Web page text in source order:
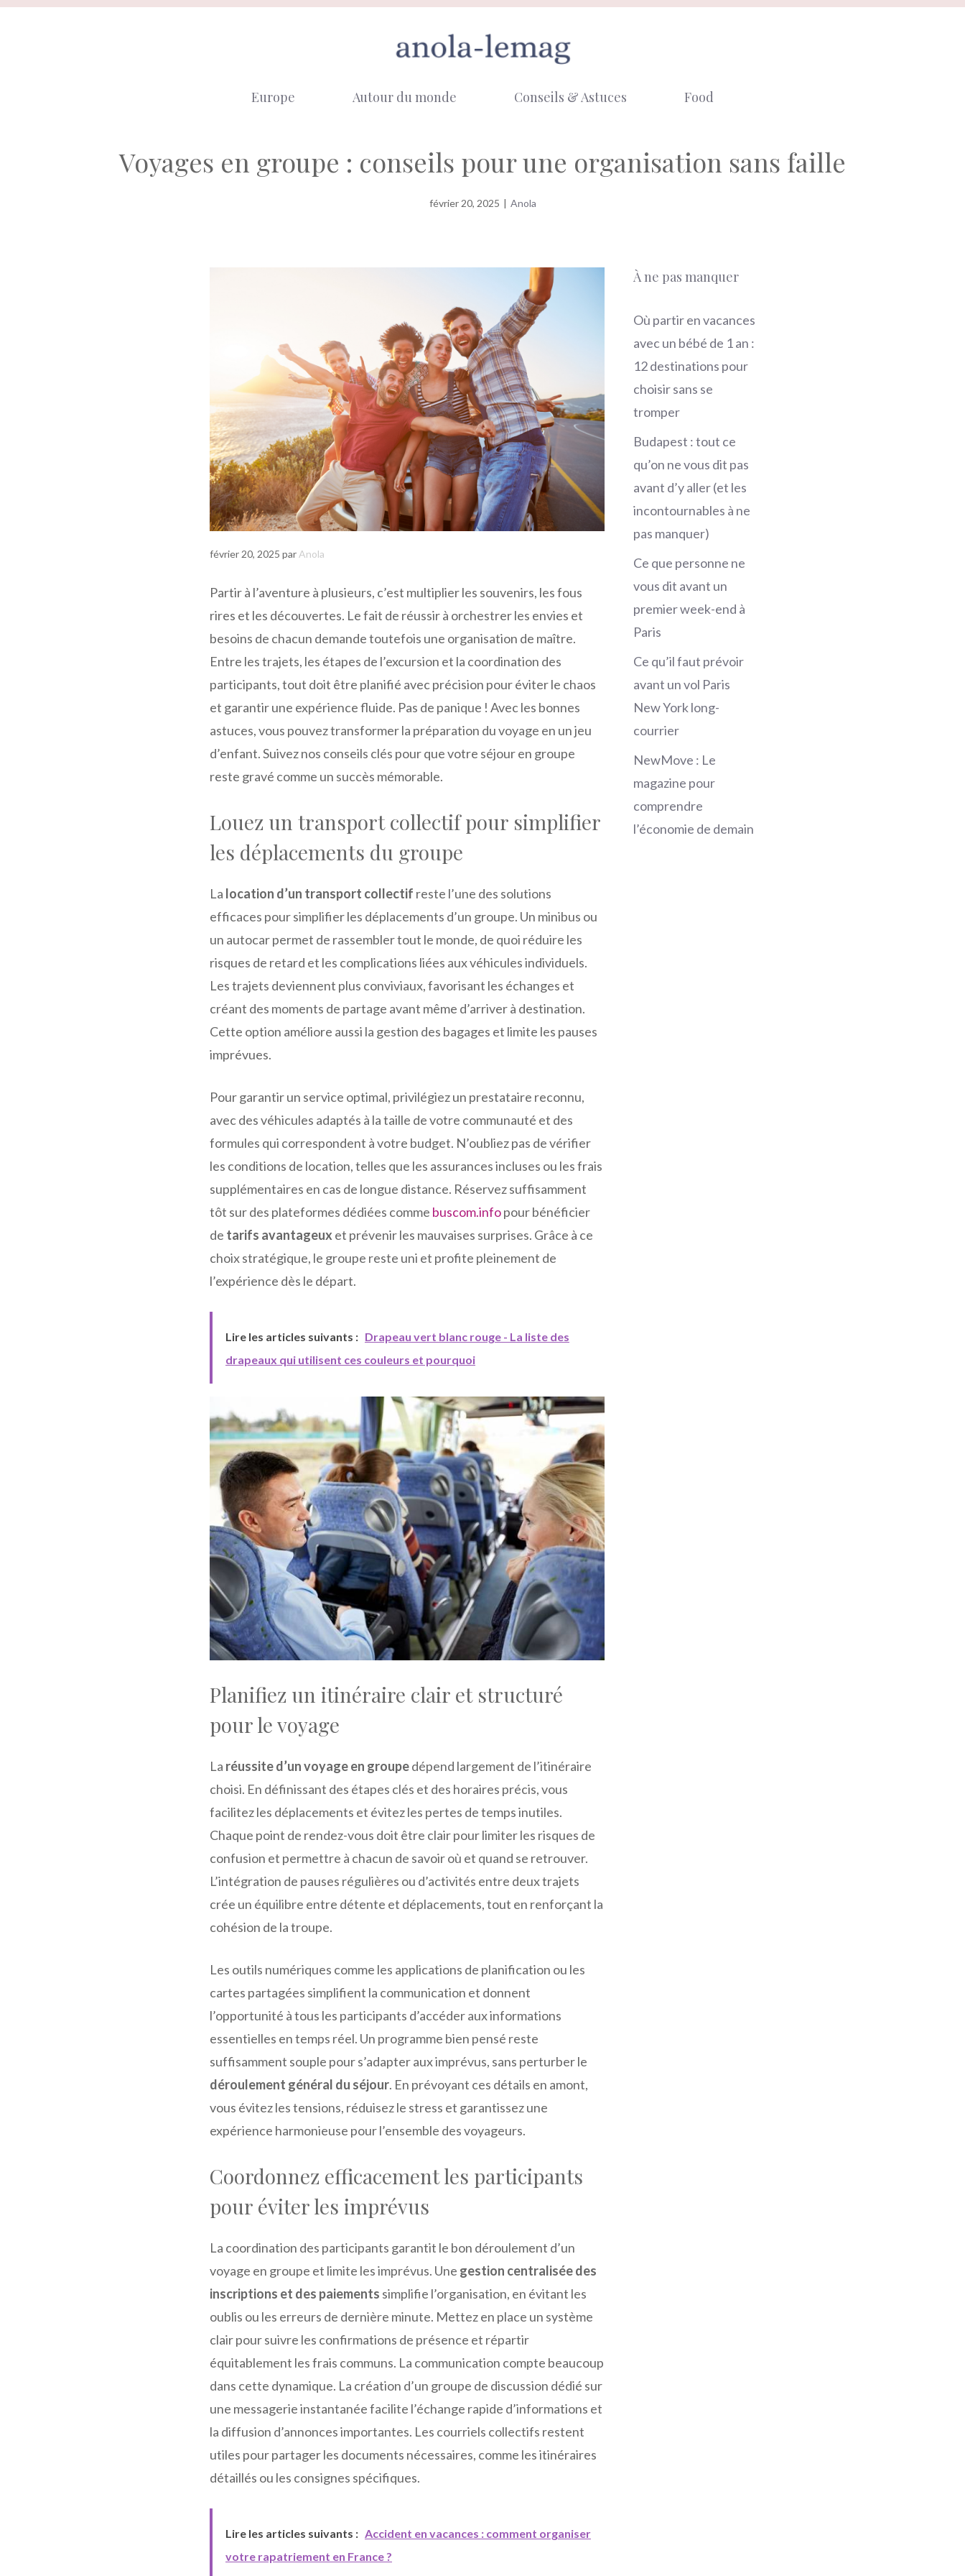
Aller
Europe Autour du monde Conseils & Astuces Food
Voyages en groupe : conseils pour une organisation sans faille
février 20, 2025 | Anola
février 20, 2025 par Anola
Partir à l’aventure à plusieurs, c’est multiplier les souvenirs, les fous
rires et les découvertes. Le fait de réussir à orchestrer les envies et
besoins de chacun demande toutefois une organisation de maître.
Entre les trajets, les étapes de l’excursion et la coordination des
participants, tout doit être planifié avec précision pour éviter le chaos
et garantir une expérience fluide. Pas de panique ! Avec les bonnes
astuces, vous pouvez transformer la préparation du voyage en un jeu
d’enfant. Suivez nos conseils clés pour que votre séjour en groupe
reste gravé comme un succès mémorable.
Louez un transport collectif pour simplifier
les déplacements du groupe
La location d’un transport collectif reste l’une des solutions
efficaces pour simplifier les déplacements d’un groupe. Un minibus ou
un autocar permet de rassembler tout le monde, de quoi réduire les
risques de retard et les complications liées aux véhicules individuels.
Les trajets deviennent plus conviviaux, favorisant les échanges et
créant des moments de partage avant même d’arriver à destination.
Cette option améliore aussi la gestion des bagages et limite les pauses
imprévues.
Pour garantir un service optimal, privilégiez un prestataire reconnu,
avec des véhicules adaptés à la taille de votre communauté et des
formules qui correspondent à votre budget. N’oubliez pas de vérifier
les conditions de location, telles que les assurances incluses ou les frais
supplémentaires en cas de longue distance. Réservez suffisamment
tôt sur des plateformes dédiées comme buscom.infopour bénéficier
de tarifs avantageux et prévenir les mauvaises surprises. Grâce à ce
choix stratégique, le groupe reste uni et profite pleinement de
l’expérience dès le départ.
Lire les articles suivants : Drapeau vert blanc rouge - La liste des
drapeaux qui utilisent ces couleurs et pourquoi
Planifiez un itinéraire clair et structuré
pour le voyage
La réussite d’un voyage en groupedépend largement de l’itinéraire
choisi. En définissant des étapes clés et des horaires précis, vous
facilitez les déplacements et évitez les pertes de temps inutiles.
Chaque point de rendez-vous doit être clair pour limiter les risques de
confusion et permettre à chacun de savoir où et quand se retrouver.
L’intégration de pauses régulières ou d’activités entre deux trajets
crée un équilibre entre détente et déplacements, tout en renforçant la
cohésion de la troupe.
Les outils numériques comme les applications de planification ou les
cartes partagées simplifient la communication et donnent
l’opportunité à tous les participants d’accéder aux informations
essentielles en temps réel. Un programme bien pensé reste
suffisamment souple pour s’adapter aux imprévus, sans perturber le
déroulement général du séjour. En prévoyant ces détails en amont,
vous évitez les tensions, réduisez le stress et garantissez une
expérience harmonieuse pour l’ensemble des voyageurs.
Coordonnez efficacement les participants
pour éviter les imprévus
La coordination des participants garantit le bon déroulement d’un
voyage en groupe et limite les imprévus. Une gestion centralisée des
inscriptions et des paiements simplifie l’organisation, en évitant les
oublis ou les erreurs de dernière minute. Mettez en place un système
clair pour suivre les confirmations de présence et répartir
équitablement les frais communs. La communication compte beaucoup
dans cette dynamique. La création d’un groupe de discussion dédié sur
une messagerie instantanée facilite l’échange rapide d’informations et
la diffusion d’annonces importantes. Les courriels collectifs restent
utiles pour partager les documents nécessaires, comme les itinéraires
détaillés ou les consignes spécifiques.
Lire les articles suivants : Accident en vacances : comment organiser
votre rapatriement en France ?
À ne pas manquer
Où partir en vacances
avec un bébé de 1 an :
12 destinations pour
choisir sans se
tromper
Budapest : tout ce
qu’on ne vous dit pas
avant d’y aller (et les
incontournables à ne
pas manquer)
Ce que personne ne
vous dit avant un
premier week-end à
Paris
Ce qu’il faut prévoir
avant un vol Paris
New York long-
courrier
NewMove : Le
magazine pour
comprendre
l’économie de demain